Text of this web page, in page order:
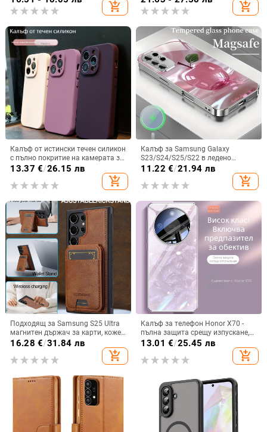
add_shopping_cart add_shopping_cart
Калъф от истински течен силикон
с пълно покритие на камерата за
iPhone 14 Pro Max, iPhone 13 Pro
и iPhone 12 — удароустойчив
13.37 €/26.15 лв
add_shopping_cart
Калъф за Samsung Galaxy
S23/S24/S25/S22 в ледено
кристално розово със стъклена
повърхност и метално боядисано
покритие
11.22 €/21.94 лв
add_shopping_cart
Подходящ за Samsung S25 Ultra
магнитен държач за карти, кожен
калъф S24Plus, защитен калъф,
разделен на части, калъф за
мобилен телефон Samsung
16.28 €/31.84 лв
add_shopping_cart
Калъф за телефон Honor X70 -
пълна защита срещу изпускане,
закалено стъкло, модел Аурора
13.01 €/25.45 лв
add_shopping_cart